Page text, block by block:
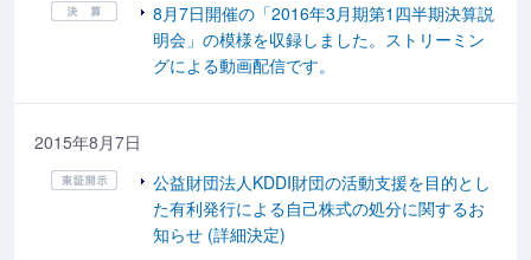
8月7日開催の「2016年3月期第1四半期決算説
明会」の模様を収録しました。ストリーミン
グによる動画配信です。
2015年8月7日
公益財団法人KDDI財団の活動支援を目的とし
た有利発行による自己株式の処分に関するお
知らせ (詳細決定)